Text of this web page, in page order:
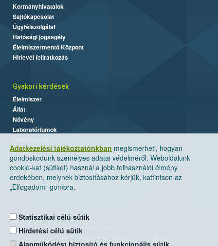
Adatkezelési tájékoztatónkban megismerheti, hogyan
gondoskodunk személyes adatai védelméről. Weboldalunk
cookie-kat (sütiket) használ a jobb felhasználói élmény
érdekében, melynek biztosításához kérjük, kattintson az
„Elfogadom” gombra.
Statisztikai célú sütik
Hirdetési célú sütik
Alapműködést biztosító és funkcionális sütik
Kormányhivatalok
Sajtókapcsolat
Ügyfélszolgálat
Hatósági jogsegély
Élelmiszermentő Központ
Hírlevél feliratkozás
Gyakori kérdések
Élelmiszer
Állat
Növény
Laboratóriumok
Nemzeti Élelmiszerlánc-biztonsági Hivatal